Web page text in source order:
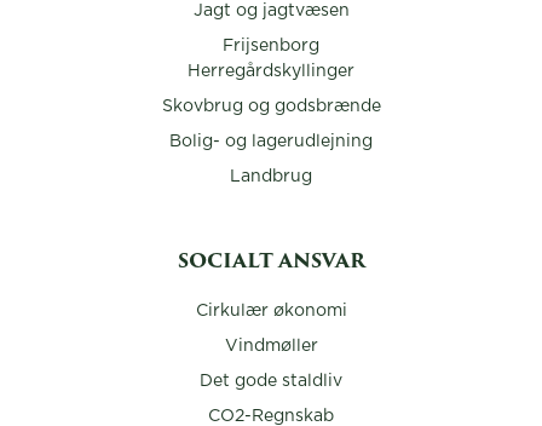
Jagt og jagtvæsen
Frijsenborg
Herregårdskyllinger
Skovbrug og godsbrænde
Bolig- og lagerudlejning
Landbrug
SOCIALT ANSVAR
Cirkulær økonomi
Vindmøller
Det gode staldliv
CO2-Regnskab